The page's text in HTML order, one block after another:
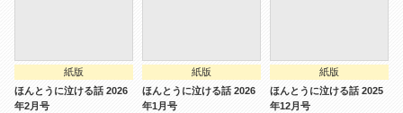
紙版
ほんとうに泣ける話 2026
年2月号
紙版
ほんとうに泣ける話 2026
年1月号
紙版
ほんとうに泣ける話 2025
年12月号